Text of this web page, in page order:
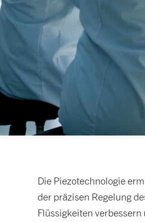
Die Piezotechnologie
der präzisen Regelung
Flüssigkeiten